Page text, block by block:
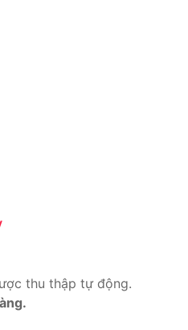
thu thập tự động.